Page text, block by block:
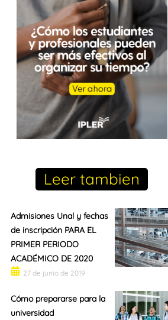
Leer tambien
Admisiones Unal y fechas
de inscripción PARA EL
PRIMER PERIODO
ACADÉMICO DE 2020
27 de junio de 2019
Cómo prepararse para la
universidad